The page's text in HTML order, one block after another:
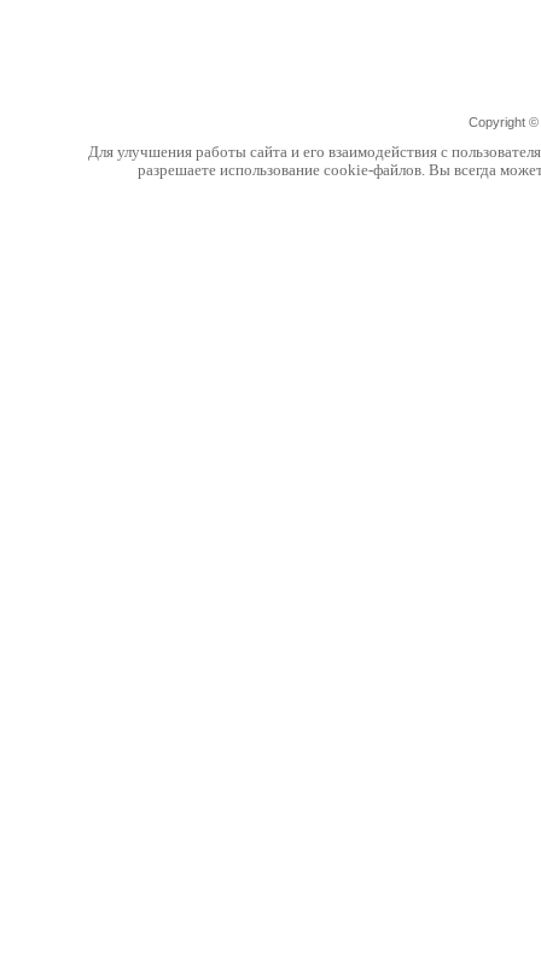
Copyright ©
Для улучшения работы сайта и его взаимодействия с
разрешаете использование cookie-файлов. Вы всегда